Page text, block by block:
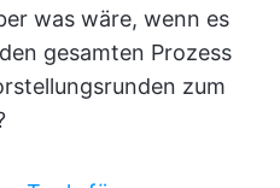
was wäre, wenn es
gesamten Prozess
zum